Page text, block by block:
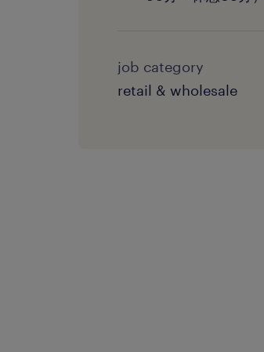
job category
retail & wholesale